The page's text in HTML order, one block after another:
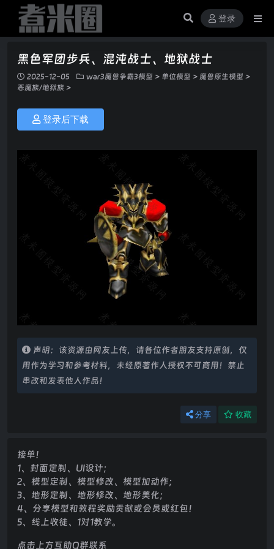
登录
黑色军团步兵、混沌战士、地狱战士
2025-12-05 war3魔兽争霸3模型 > 单位模型 > 魔兽原生模型 >
恶魔族/地狱族 >
登录后下载
声明：该资源由网友上传，请各位作者朋友支持原创，仅
用作为学习和参考材料，未经原著作人授权不可商用！禁止
串改和发表他人作品！
分享 收藏
接单！
1、封面定制、UI设计；
2、模型定制、模型修改、模型加动作；
3、地形定制、地形修改、地形美化；
4、分享模型和教程奖励贡献或会员或红包！
5、线上收徒、1对1教学。
点击上方互助Q群联系